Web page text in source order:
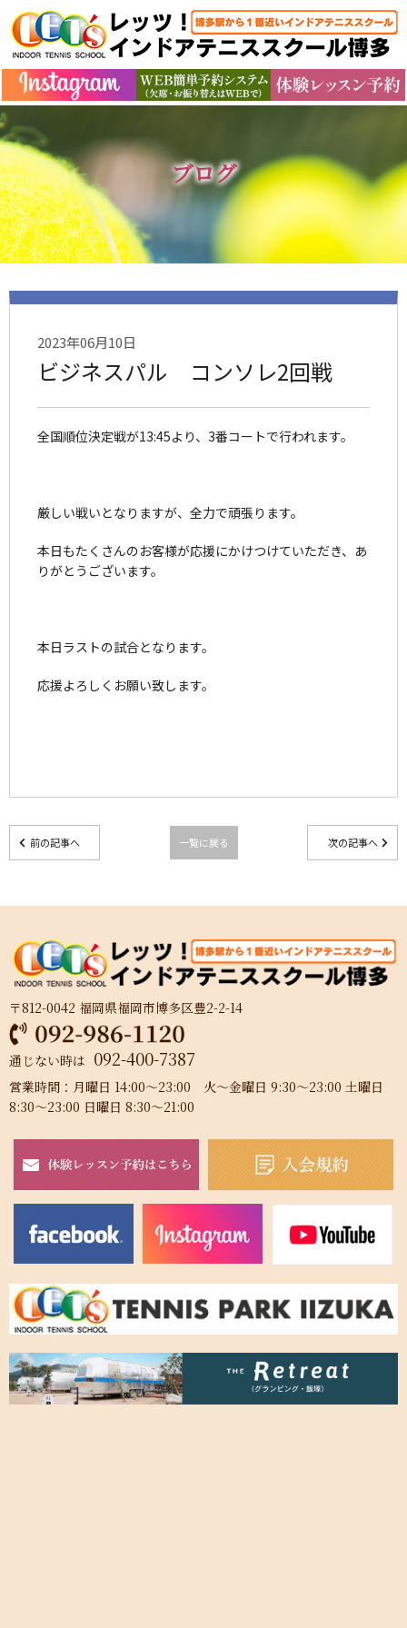
ブログ
2023年06月10日
ビジネスパル コンソレ2回戦
全国順位決定戦が13:45より、3番コートで行われます。
厳しい戦いとなりますが、全力で頑張ります。
本日もたくさんのお客様が応援にかけつけていただき、あ
りがとうございます。
本日ラストの試合となります。
応援よろしくお願い致します。
前の記事へ 一覧に戻る 次の記事へ
〒812-0042 福岡県福岡市博多区豊2-2-14
通じない時は 092-400-7387
営業時間：月曜日 14:00～23:00 火～金曜日 9:30～23:00 土曜日
8:30～23:00 日曜日 8:30～21:00